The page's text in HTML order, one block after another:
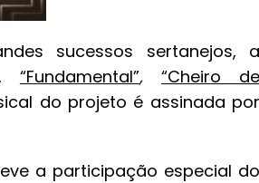
sucessos sertanejos, a
“Fundamental”,
“Cheiro de
do projeto é assinada por
a participação especial do